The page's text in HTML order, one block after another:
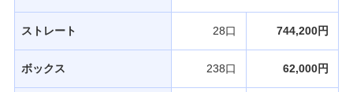
ストレート 28口 744,200円
ボックス 238口 62,000円